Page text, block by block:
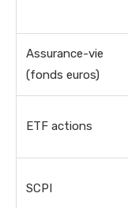
Assurance-vie
(fonds euros)
ETF actions
SCPI